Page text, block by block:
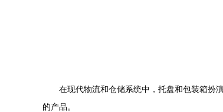
在现代物流和仓储系统中，托盘和包装箱扮
的产品。